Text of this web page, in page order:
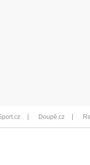
Doupě.cz